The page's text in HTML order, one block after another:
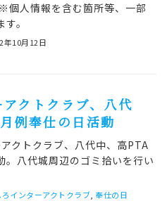
人情報を含む箇所等、一部
。
年10月12日
クトクラブ、八代
例奉仕の日活動
クトクラブ、八代中、高PTA
。八代城周辺のゴミ拾いを行い
インターアクトクラブ 奉仕の日